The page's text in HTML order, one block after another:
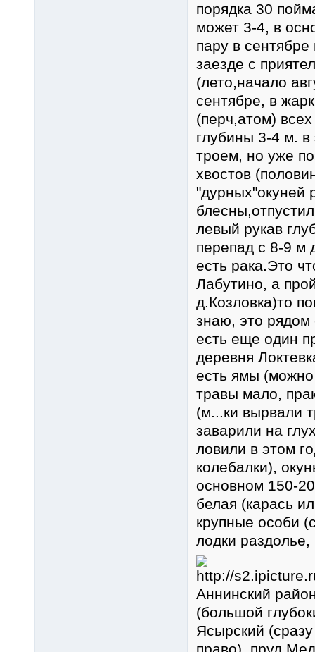
порядка 30
может 3-4, в
пару в сентябре
заезде с
(лето,начало
сентябре, в
(перч,атом)
глубины 3-4 м.
троем, но уже
хвостов
"дурных"окуней
левый рукав
перепад с 8-9 м
есть рака.Это
Лабутино, а
д.Козловка)то
знаю, это рядом
есть еще один
деревня
есть ямы (можно
травы мало,
(м...ки вырвали
заварили на
ловили в этом
колебалки),
основном 150-
белая (карась
крупные особи
лодки раздолье,
Аннинский
(большой
Ясырский